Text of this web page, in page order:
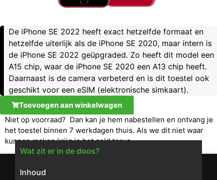
De iPhone SE 2022 heeft exact hetzelfde formaat en
hetzelfde uiterlijk als de iPhone SE 2020, maar intern is
de iPhone SE 2022 geüpgraded. Zo heeft dit model een
A15 chip, waar de iPhone SE 2020 een A13 chip heeft.
Daarnaast is de camera verbeterd en is dit toestel ook
geschikt voor een eSIM (elektronische simkaart).
Toevoegen aan winkelwagen
Niet op voorraad? Dan kan je hem nabestellen en ontvang je
het toestel binnen 7 werkdagen thuis. Als we dit niet waar
kunnen maken krijg je het geld terug.
Wat zit er in de doos?
Inhoud